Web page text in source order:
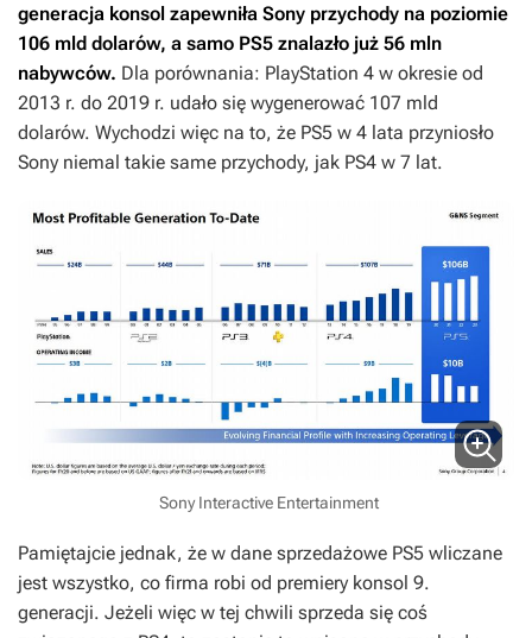
generacja konsol zapewniła Sony przychody na poziomie
106 mld dolarów, a samo PS5 znalazło już 56 mln
nabywców. Dla porównania: PlayStation 4 w okresie od
2013 r. do 2019 r. udało się wygenerować 107 mld
dolarów. Wychodzi więc na to, że PS5 w 4 lata przyniosło
Sony niemal takie same przychody, jak PS4 w 7 lat.
Sony Interactive Entertainment
Pamiętajcie jednak, że w dane sprzedażowe PS5 wliczane
jest wszystko, co firma robi od premiery konsol 9.
generacji. Jeżeli więc w tej chwili sprzeda się coś